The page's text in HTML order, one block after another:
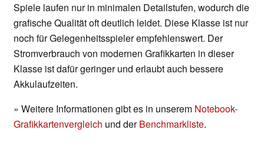
Spiele laufen nur in minimalen Detailstufen, wodurch die
grafische Qualität oft deutlich leidet. Diese Klasse ist nur
noch für Gelegenheitsspieler empfehlenswert. Der
Stromverbrauch von modernen Grafikkarten in dieser
Klasse ist dafür geringer und erlaubt auch bessere
Akkulaufzeiten.
» Weitere Informationen gibt es in unserem Notebook-
Grafikkartenvergleich und derBenchmarkliste.